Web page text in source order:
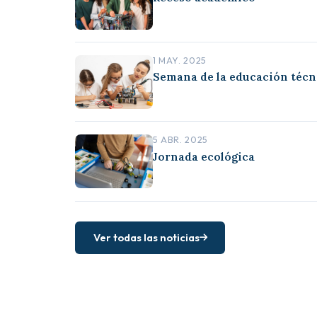
1 MAY. 2025
Semana de la educación
5 ABR. 2025
Jornada ecológica
Ver todas las noticias